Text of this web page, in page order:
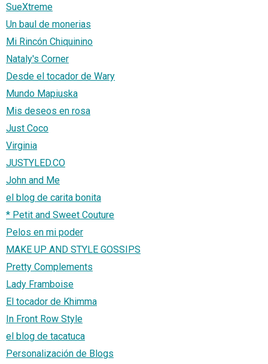
SueXtreme
Un baul de monerias
Mi Rincón Chiquinino
Nataly's Corner
Desde el tocador de Wary
Mundo Mapiuska
Mis deseos en rosa
Just Coco
Virginia
JUSTYLED.CO
John and Me
el blog de carita bonita
* Petit and Sweet Couture
Pelos en mi poder
MAKE UP AND STYLE GOSSIPS
Pretty Complements
Lady Framboise
El tocador de Khimma
In Front Row Style
el blog de tacatuca
Personalización de Blogs